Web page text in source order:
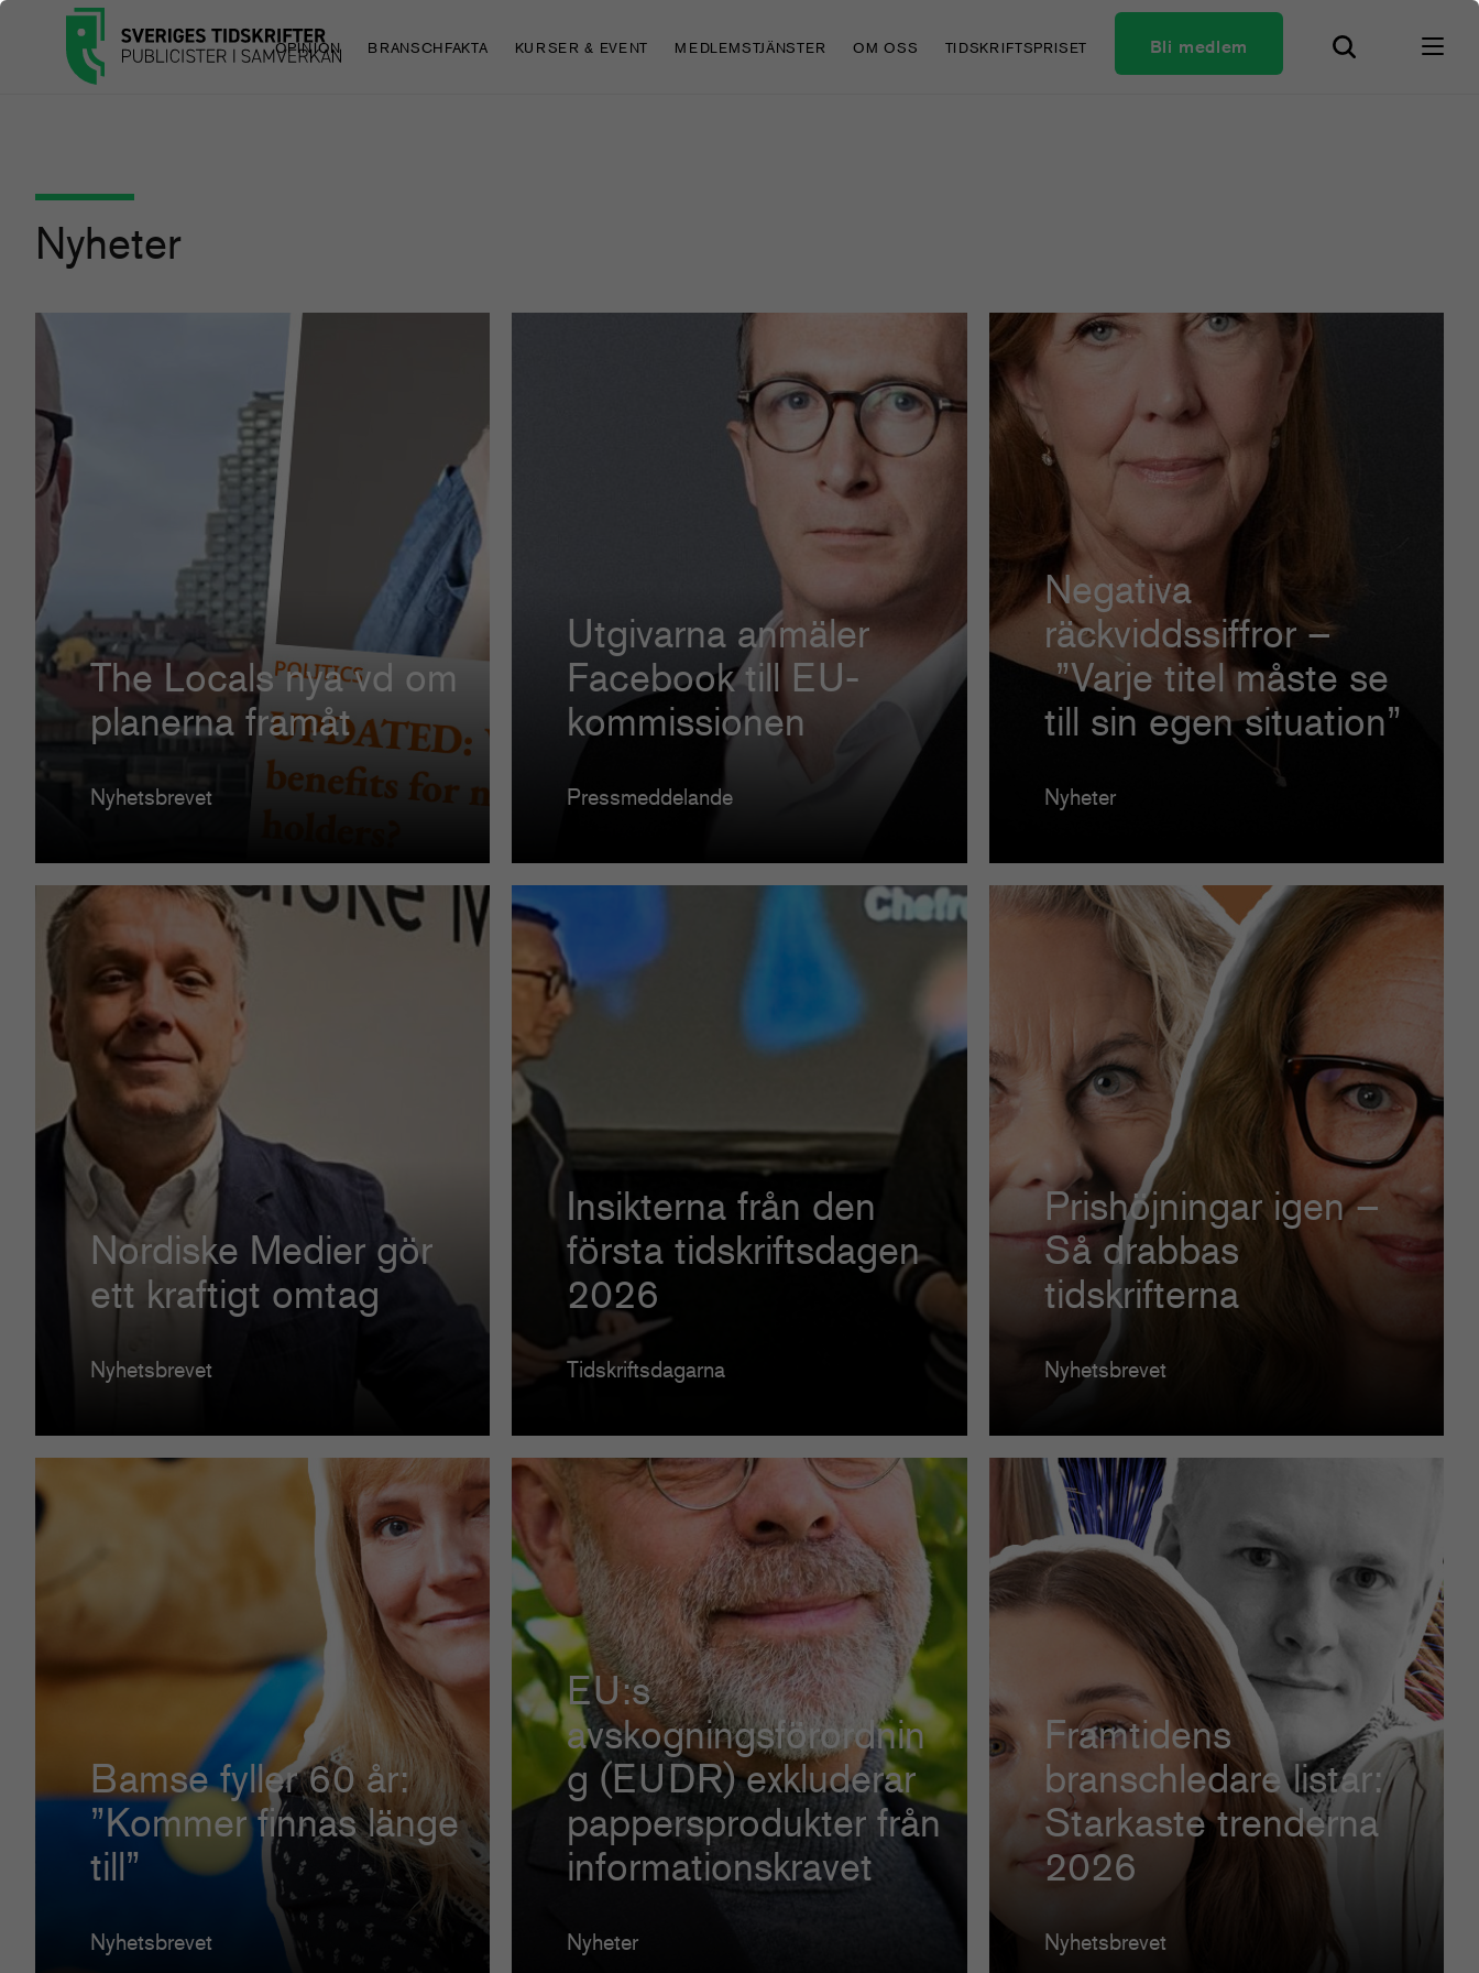
OPINION BRANSCHFAKTA KURSER & EVENT MEDLEMSTJÄNSTER OM OSS TIDSKRIFTSPRISET Bli medlem
Nyheter
The Locals nya vd om
planerna framåt
Nyhetsbrevet
Utgivarna anmäler
Facebook till EU-
kommissionen
Pressmeddelande
Negativa
räckviddssiffror –
”Varje titel måste se
till sin egen situation”
Nyheter
Nordiske Medier gör
ett kraftigt omtag
Nyhetsbrevet
Insikterna från den
första tidskriftsdagen
2026
Tidskriftsdagarna
Prishöjningar igen –
Så drabbas
tidskrifterna
Nyhetsbrevet
Bamse fyller 60 år:
”Kommer finnas länge
till”
Nyhetsbrevet
EU:s
avskogningsförordnin
g (EUDR) exkluderar
pappersprodukter från
informationskravet
Nyheter
Framtidens
branschledare listar:
Starkaste trenderna
2026
Nyhetsbrevet